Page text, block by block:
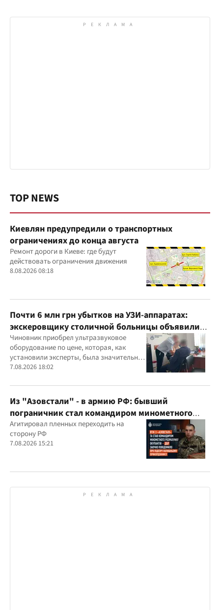
TOP NEWS
Киевлян предупредили о транспортных
ограничениях до конца августа
Ремонт дороги в Киеве: где будут
действовать ограничения движения
8.08.2026 08:18
Почти 6 млн грн убытков на УЗИ-аппаратах:
экскеровщику столичной больницы объявили
подозрение
Чиновник приобрел ультразвуковое
оборудование по цене, которая, как
установили эксперты, была значительно
выше рыночной
7.08.2026 18:02
Из "Азовстали" - в армию РФ: бывший
пограничник стал командиром минометного
расчета оккупантов
Агитировал пленных переходить на
сторону РФ
7.08.2026 15:21